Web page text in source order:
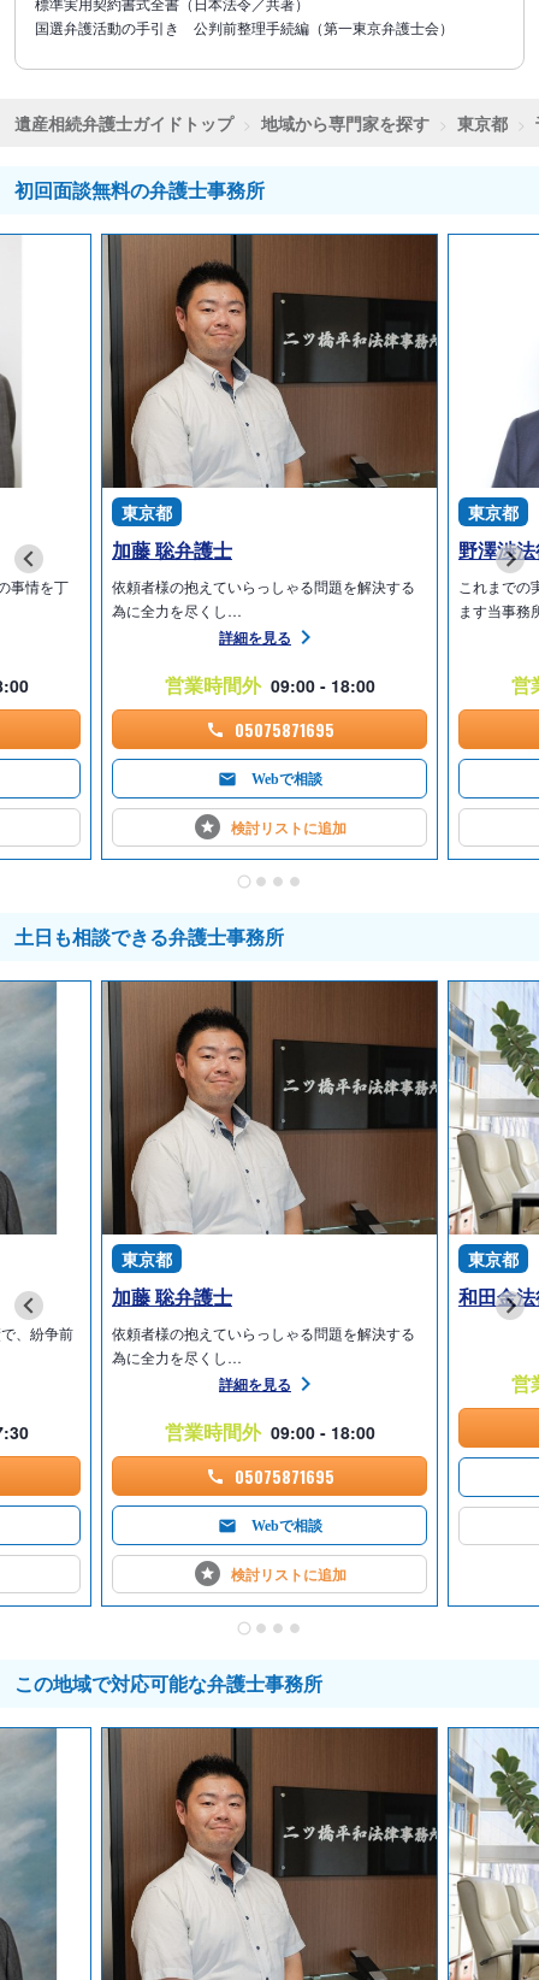
国選弁護活動の手引き 公判前整理手続編（第一東京弁護士会）
遺産相続弁護士ガイドトップ 地域から専門家を探す 東京都
初回面談無料の弁護士事務所
事情を丁
東京都
加藤 聡弁護士
依頼者様の抱えていらっしゃる問題を解決する
為に全力を尽くし…
詳細を見る
営業時間外 09:00 - 18:00
05075871695
Webで相談
検討リストに追加
東京都
野澤渉
これまでの
ます当事
営
土日も相談できる弁護士事務所
、紛争前
東京都
加藤 聡弁護士
依頼者様の抱えていらっしゃる問題を解決する
為に全力を尽くし…
詳細を見る
営業時間外 09:00 - 18:00
05075871695
Webで相談
検討リストに追加
東京都
和田金
営
この地域で対応可能な弁護士事務所